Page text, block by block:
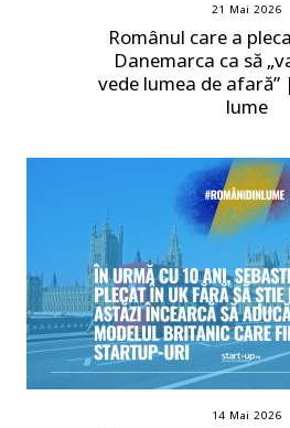
21 Mai 2026
Românul care a
Danemarca ca să
vede lumea de
lume
14 Mai 2026